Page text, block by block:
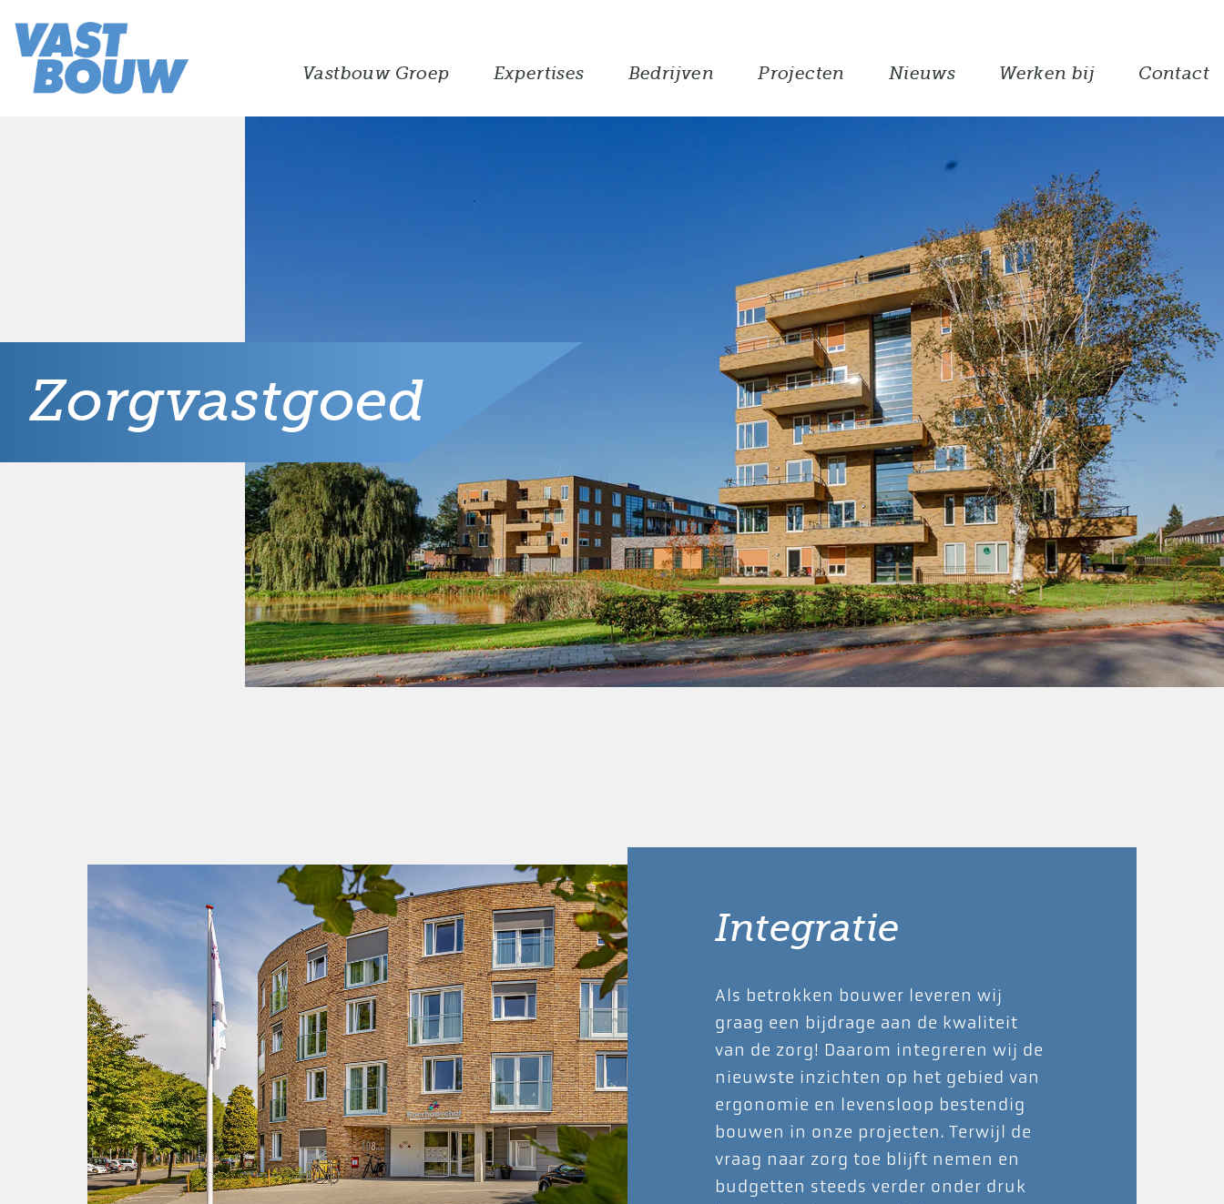
Vastbouw Groep Expertises Bedrijven Projecten Nieuws Werken bij Contact
Zorgvastgoed
Integratie
Als betrokken bouwer leveren wij
graag een bijdrage aan de kwaliteit
van de zorg! Daarom integreren wij de
nieuwste inzichten op het gebied van
ergonomie en levensloop bestendig
bouwen in onze projecten. Terwijl de
vraag naar zorg toe blijft nemen en
budgetten steeds verder onder druk